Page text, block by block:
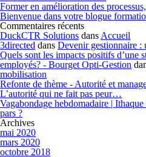
Former en amélioration des
Bienvenue dans votre blogue
Commentaires récents
DuckCTR Solutions dans Accueil
3directed dans Devenir gestionnaire :
Quels sont les impacts positifs d’une
employés? - Bourget Opti-Gestion
mobilisation
Refonte de thème - Autorité et
L’autorité qui ne fait pas peur…
Vagabondage hebdomadaire |
pars ?
Archives
mai 2020
mars 2020
octobre 2018